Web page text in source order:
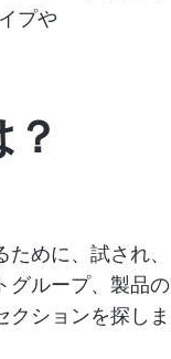
プや
めに、試され、
グループ、製品の
クションを探しま